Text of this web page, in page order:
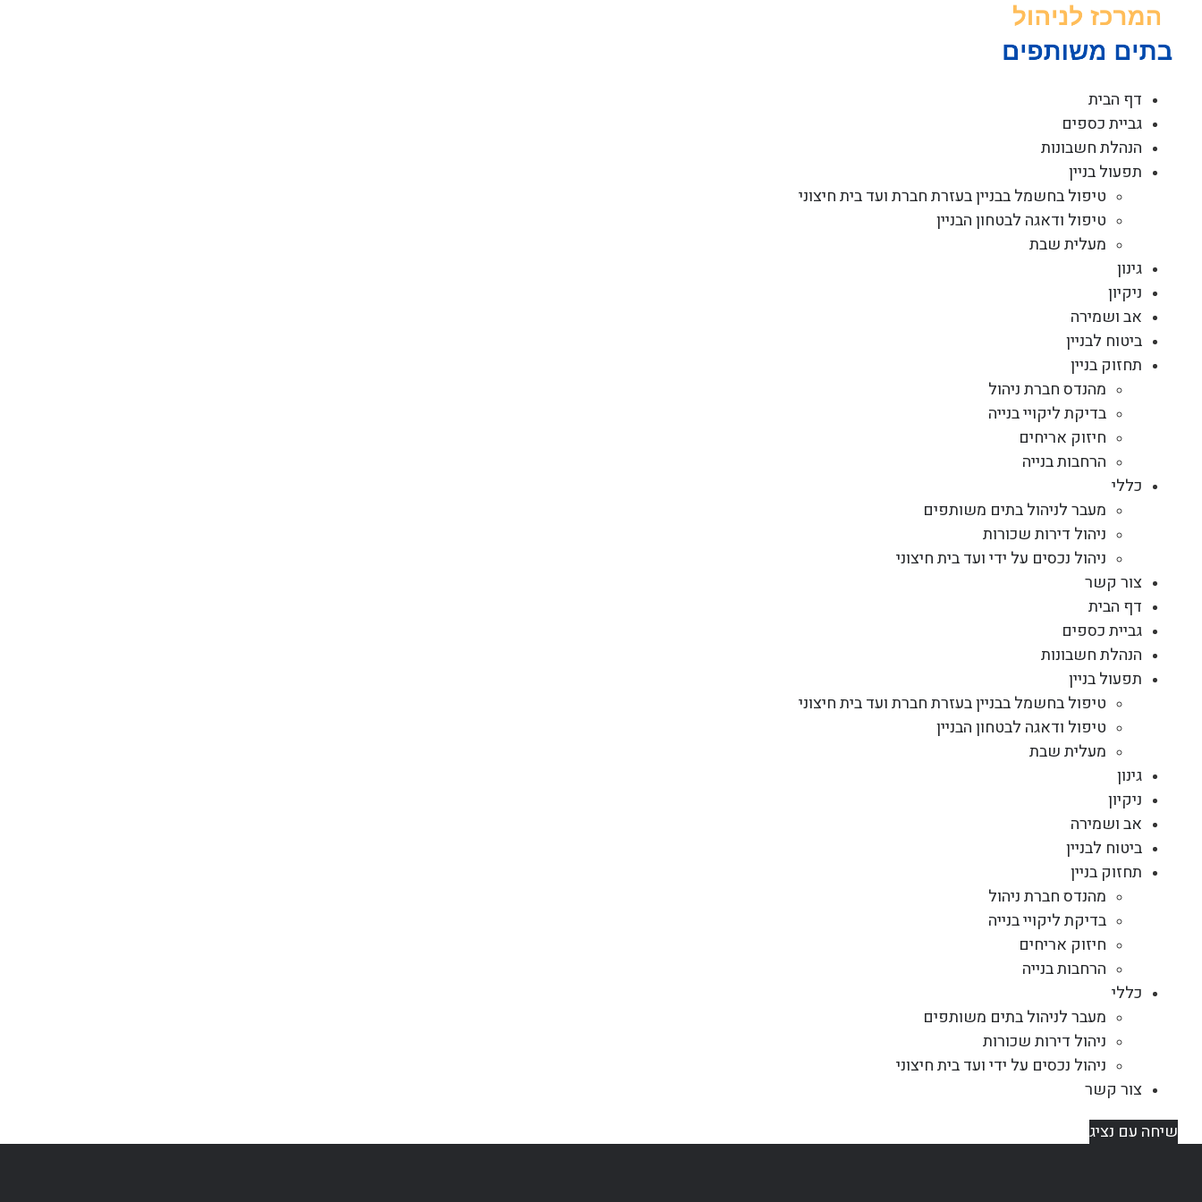
דף הבית
גביית כספים
הנהלת חשבונות
תפעול בניין
טיפול בחשמל בבניין בעזרת חברת ועד בית חיצוני
טיפול ודאגה לבטחון הבניין
מעלית שבת
גינון
ניקיון
אב ושמירה
ביטוח לבניין
תחזוק בניין
מהנדס חברת ניהול
בדיקת ליקויי בנייה
חיזוק אריחים
הרחבות בנייה
כללי
מעבר לניהול בתים משותפים
ניהול דירות שכורות
ניהול נכסים על ידי ועד בית חיצוני
צור קשר
דף הבית
גביית כספים
הנהלת חשבונות
תפעול בניין
טיפול בחשמל בבניין בעזרת חברת ועד בית חיצוני
טיפול ודאגה לבטחון הבניין
מעלית שבת
גינון
ניקיון
אב ושמירה
ביטוח לבניין
תחזוק בניין
מהנדס חברת ניהול
בדיקת ליקויי בנייה
חיזוק אריחים
הרחבות בנייה
כללי
מעבר לניהול בתים משותפים
ניהול דירות שכורות
ניהול נכסים על ידי ועד בית חיצוני
צור קשר
שיחה עם נציג